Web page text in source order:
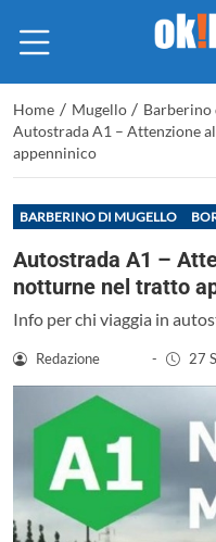
Home / Mugello / Barberino
Autostrada A1 – Attenzione
appenninico
BARBERINO DI MUGELLO
Autostrada A1 –
notturne nel tratto
Info per chi viaggia in
Redazione - 27